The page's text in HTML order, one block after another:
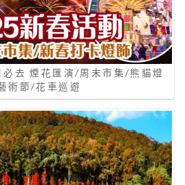
去 煙花匯演/周末市集/熊貓燈
術節/花車巡遊